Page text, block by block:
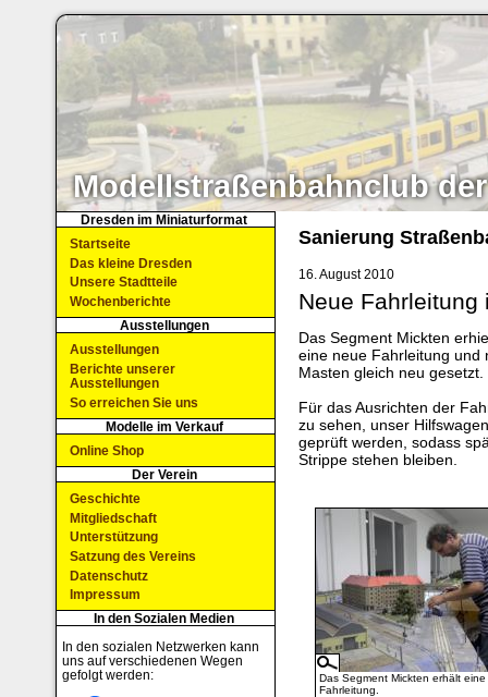
Modellstraßenbahnclub der
Sanierung
16. August 2010
Neue Fahrleitung
Das Segment Mickten
eine neue Fahrleitung und
Masten gleich neu gesetzt.
Für das Ausrichten der
zu sehen, unser
geprüft werden, sodass
Strippe stehen bleiben.
Das Segment Mickten erhält
Fahrleitung.
Dresden im Miniaturformat
Startseite
Das kleine Dresden
Unsere Stadtteile
Wochenberichte
Ausstellungen
Ausstellungen
Berichte unserer
Ausstellungen
So erreichen Sie uns
Modelle im Verkauf
Online Shop
Der Verein
Geschichte
Mitgliedschaft
Unterstützung
Satzung des Vereins
Datenschutz
Impressum
In den Sozialen Medien
In den sozialen Netzwerken kann
uns auf verschiedenen Wegen
gefolgt werden: